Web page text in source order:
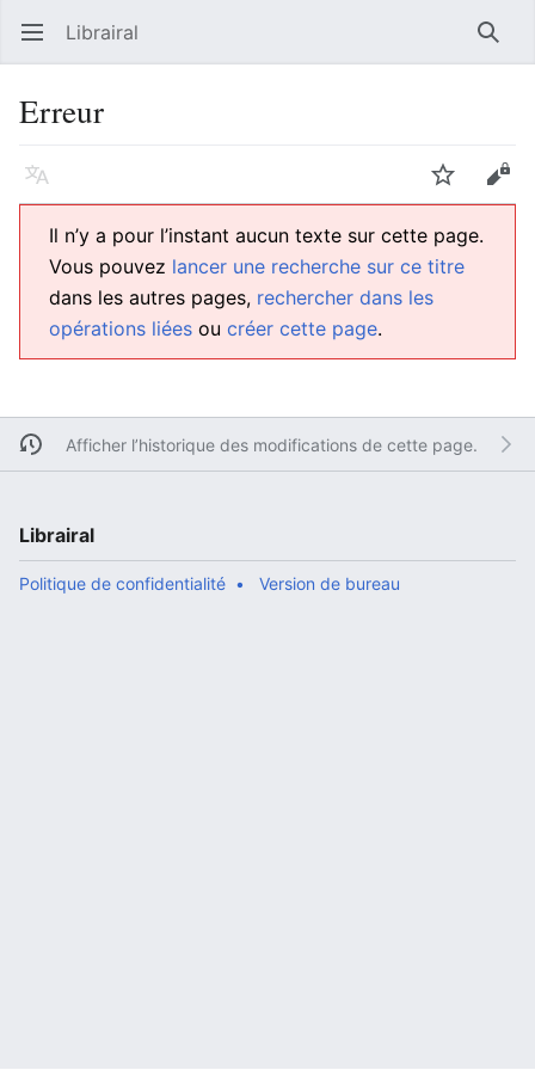
Ouvrir le menu principal Librairal
Erreur
Langue Suivre
Il n’y a pour l’instant aucun texte sur cette page.
Vous pouvez lancer une recherche sur ce titre
dans les autres pages, rechercher dans les
opérations liées ou créer cette page.
Afficher l’historique des modifications de cette page.
Librairal
Politique de confidentialité Version de bureau